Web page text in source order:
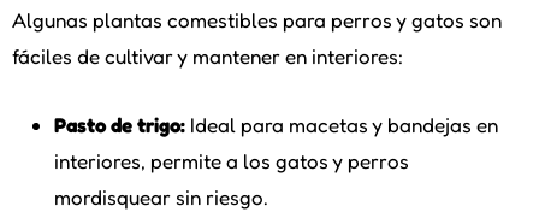
Algunas plantas comestibles para perros y gatos son
fáciles de cultivar y mantener en interiores:
Pasto de trigo: Ideal para macetas y bandejas en
interiores, permite a los gatos y perros
mordisquear sin riesgo.